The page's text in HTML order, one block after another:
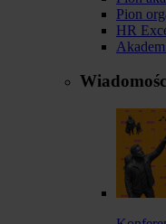
Pion
HR